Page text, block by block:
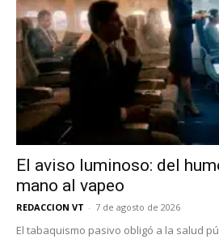
El aviso luminoso: del
mano al vapeo
REDACCION VT - 7 de agosto de 2026
El tabaquismo pasivo obligó a la salud